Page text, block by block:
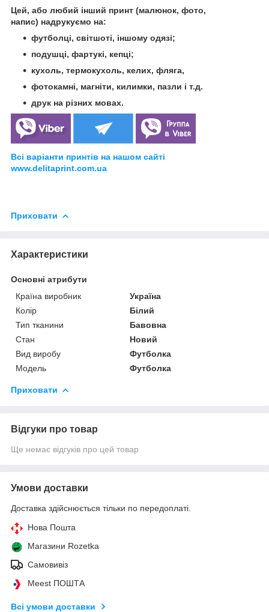
Цей, або любий інший принт (малюнок, фото,
напис) надрукуємо на:
футболці, світшоті, іншому одязі;
подушці, фартукі, кепці;
кухоль, термокухоль, келих, фляга,
фотокамні, магніти, килимки, пазли і т.д.
друк на різних мовах.
Всі варіанти принтів на нашом сайті
www.delitaprint.com.ua
Приховати
Характеристики
Основні атрибути
Країна виробник
Україна
Колір
Білий
Тип тканини
Бавовна
Стан
Новий
Вид виробу
Футболка
Модель
Футболка
Приховати
Відгуки про товар
Ще немає відгуків про цей товар
Умови доставки
Доставка здійснюється тільки по передоплаті.
Нова Пошта
Магазини Rozetka
Самовивіз
Meest ПОШТА
Всі умови доставки